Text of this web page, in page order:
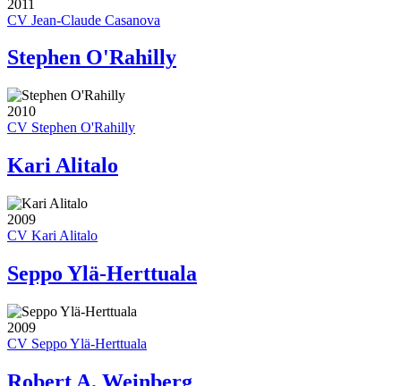
2011
CV Jean-Claude Casanova
Stephen O'Rahilly
2010
CV Stephen O'Rahilly
Kari Alitalo
2009
CV Kari Alitalo
Seppo Ylä-Herttuala
2009
CV Seppo Ylä-Herttuala